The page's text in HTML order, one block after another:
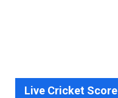
Live Cricket Score